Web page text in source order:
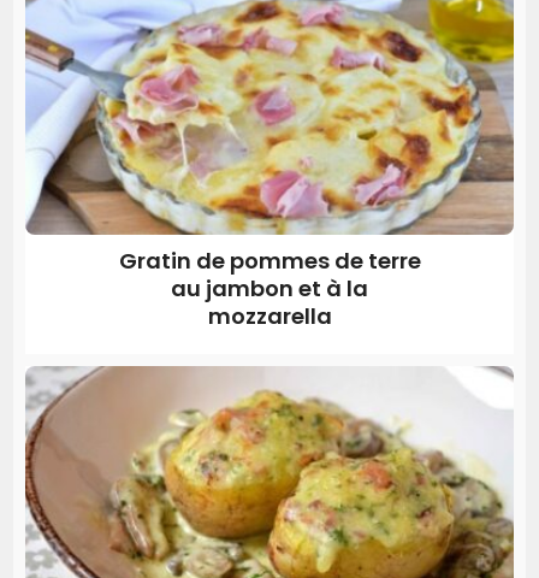
Gratin de pommes de terre
au jambon et à la
mozzarella